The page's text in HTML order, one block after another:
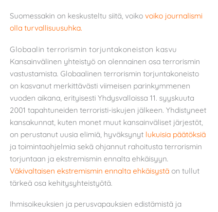
Suomessakin on keskusteltu siitä, voiko voiko journalismi
olla turvallisuusuhka.
Globaalin terrorismin torjuntakoneiston kasvu
Kansainvälinen yhteistyö on olennainen osa terrorismin
vastustamista. Globaalinen terrorismin torjuntakoneisto
on kasvanut merkittävästi viimeisen parinkymmenen
vuoden aikana, erityisesti Yhdysvalloissa 11. syyskuuta
2001 tapahtuneiden terroristi-iskujen jälkeen. Yhdistyneet
kansakunnat, kuten monet muut kansainväliset järjestöt,
on perustanut uusia elimiä, hyväksynyt lukuisia päätöksiä
ja toimintaohjelmia sekä ohjannut rahoitusta terrorismin
torjuntaan ja ekstremismin ennalta ehkäisyyn.
Väkivaltaisen ekstremismin ennalta ehkäisystä on tullut
tärkeä osa kehitysyhteistyötä.
Ihmisoikeuksien ja perusvapauksien edistämistä ja